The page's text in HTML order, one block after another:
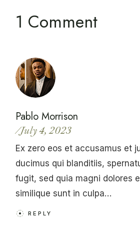
1 Comment
Pablo Morrison
July 4, 2023
Ex zero eos et accusamus et
ducimus qui blanditiis,
fugit, sed quia magni dolores
similique sunt in culpa…
REPLY